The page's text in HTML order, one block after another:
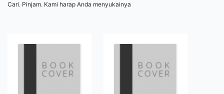
Cari. Pinjam. Kami harap Anda menyukainya